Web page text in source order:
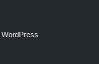
WordPress